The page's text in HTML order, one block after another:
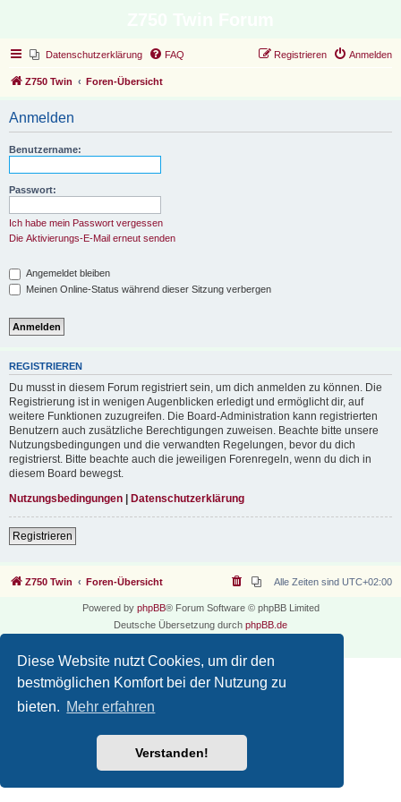
Diese Website nutzt Cookies, um dir den
bestmöglichen Komfort bei der Nutzung zu
bieten. Mehr erfahren
Verstanden!
Datenschutzerklärung FAQ Anmelden
Registrieren
Z750 Twin Foren-Übersicht
Anmelden
Benutzername:
Passwort:
Ich habe mein Passwort vergessen
Die Aktivierungs-E-Mail erneut senden
Angemeldet bleiben
Meinen Online-Status während dieser Sitzung verbergen
REGISTRIEREN
Du musst in diesem Forum registriert sein, um dich anmelden zu können. Die
Registrierung ist in wenigen Augenblicken erledigt und ermöglicht dir, auf
weitere Funktionen zuzugreifen. Die Board-Administration kann registrierten
Benutzern auch zusätzliche Berechtigungen zuweisen. Beachte bitte unsere
Nutzungsbedingungen und die verwandten Regelungen, bevor du dich
registrierst. Bitte beachte auch die jeweiligen Forenregeln, wenn du dich in
diesem Board bewegst.
Nutzungsbedingungen | Datenschutzerklärung
Registrieren
Z750 Twin Foren-Übersicht Alle Zeiten sind UTC+02:00
Powered by phpBB® Forum Software © phpBB Limited
Deutsche Übersetzung durch phpBB.de